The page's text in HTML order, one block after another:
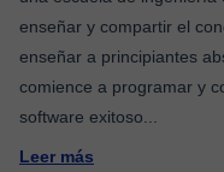
enseñar y compartir el
enseñar a principiantes
comience a programar y
software exitoso
Leer más